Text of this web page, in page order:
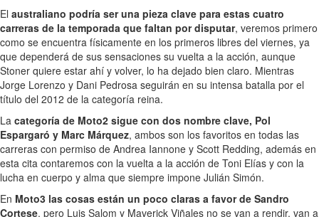
El australiano podría ser una pieza clave para estas cuatro
carreras de la temporada que faltan por disputar, veremos primero
como se encuentra físicamente en los primeros libres del viernes, ya
que dependerá de sus sensaciones su vuelta a la acción, aunque
Stoner quiere estar ahí y volver, lo ha dejado bien claro. Mientras
Jorge Lorenzo y Dani Pedrosa seguirán en su intensa batalla por el
título del 2012 de la categoría reina.
La categoría de Moto2 sigue con dos nombre clave, Pol
Espargaró y Marc Márquez, ambos son los favoritos en todas las
carreras con permiso de Andrea Iannone y Scott Redding, además en
esta cita contaremos con la vuelta a la acción de Toni Elías y con la
lucha en cuerpo y alma que siempre impone Julián Simón.
En Moto3 las cosas están un poco claras a favor de Sandro
Cortese, pero Luis Salom y Maverick Viñales no se van a rendir, van a